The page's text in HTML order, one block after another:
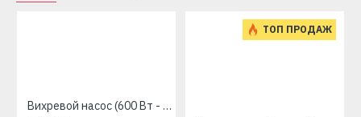
Вихревой насос (600 Вт - 50 л/мин - напор: 60 м - медь) LEO Aquatica APm60 775133
ТОП ПРОДАЖ